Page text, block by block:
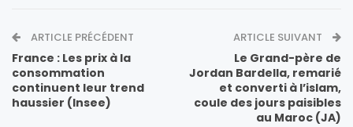
ARTICLE PRÉCÉDENT
France : Les prix à la
consommation
continuent leur trend
haussier (Insee)
ARTICLE SUIVANT
Le Grand-père de
Jordan Bardella, remarié
et converti à l’islam,
coule des jours paisibles
au Maroc (JA)